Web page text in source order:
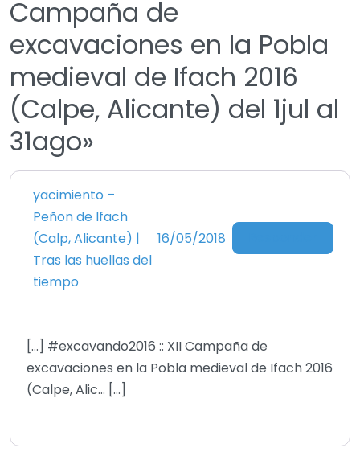
Campaña de
excavaciones en la Pobla
medieval de Ifach 2016
(Calpe, Alicante) del 1jul al
31ago»
yacimiento –
Peñon de Ifach
(Calp, Alicante) |
Tras las huellas del
tiempo
16/05/2018
[…] #‎excavando2016‬ :: XII Campaña de
excavaciones en la Pobla medieval de Ifach 2016
(Calpe, Alic… […]